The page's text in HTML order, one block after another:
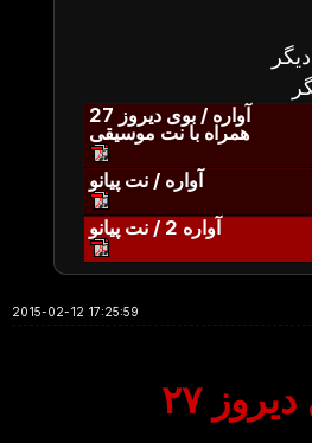
آواره / بوی دیروز 27
همراه با نت موسیقی
آواره / نت پیانو
آواره 2 / نت پیانو
2015-02-12 17:25:59
۲۷